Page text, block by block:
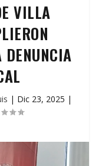
VILLA
DENUNCIA
| Dic 23, 2025 |